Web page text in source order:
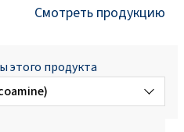
Смотреть продукцию
этого продукта